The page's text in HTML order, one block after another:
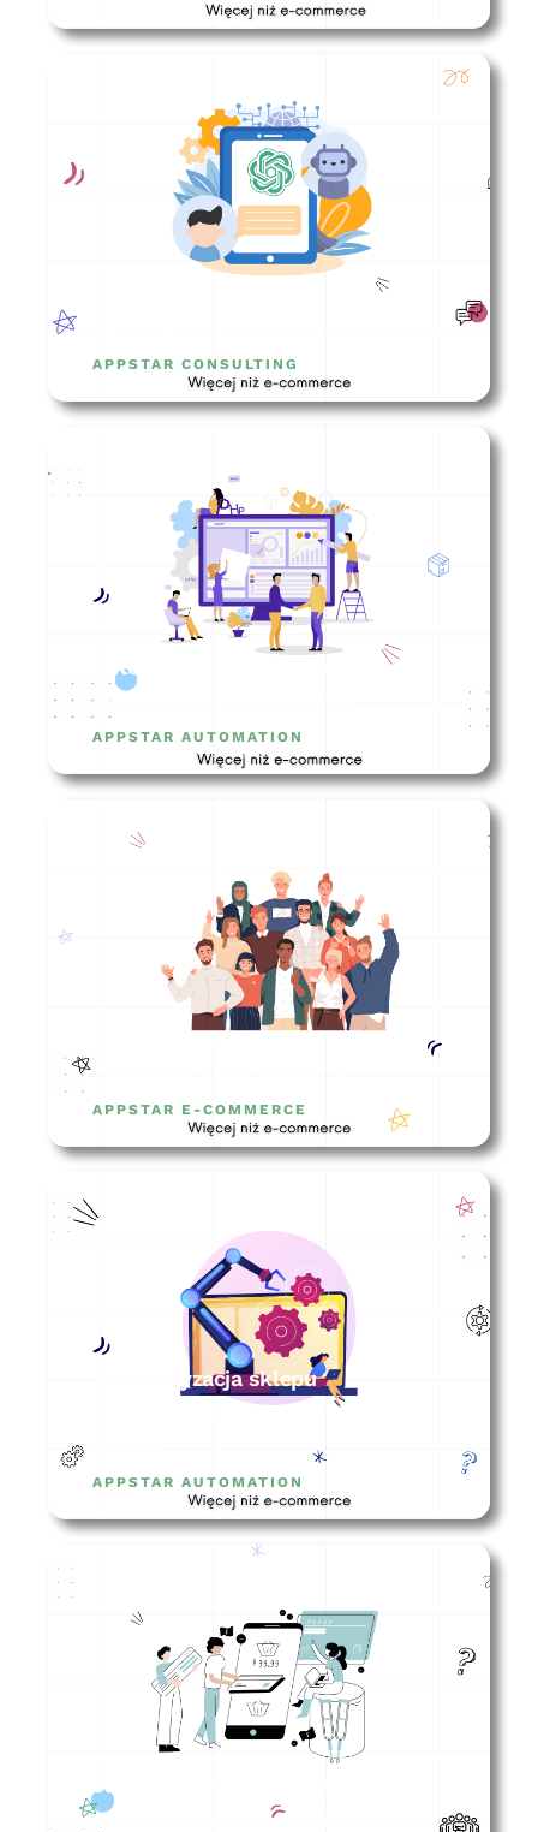
Jakie integracje musi posiadać
APPSTAR CONSULTING
Automatyzacje w firmie
produkcyjnej (case study)
APPSTAR AUTOMATION
Jak zarządzać zespołem e-
APPSTAR E-COMMERCE
Automatyzacja sklepu
internetowego – o co w tym
APPSTAR AUTOMATION
Jakie kompetencje powinien
posiadać e-commerce manager?